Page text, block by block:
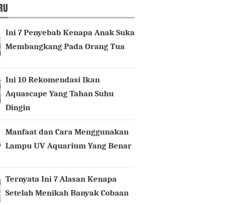
Ini 7 Penyebab Kenapa Anak Suka
Membangkang Pada Orang Tua
Ini 10 Rekomendasi Ikan
Aquascape Yang Tahan Suhu
Dingin
Manfaat dan Cara Menggunakan
Lampu UV Aquarium Yang Benar
Ternyata Ini 7 Alasan Kenapa
Setelah Menikah Banyak Cobaan